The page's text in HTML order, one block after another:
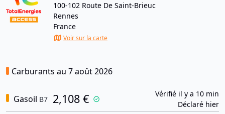
100-102 Route De Saint-Brieuc
Rennes
France
Voir sur la carte
Carburants au 7 août 2026
Gasoil B7 2,108 €
Vérifié il y a 10 min
Déclaré hier